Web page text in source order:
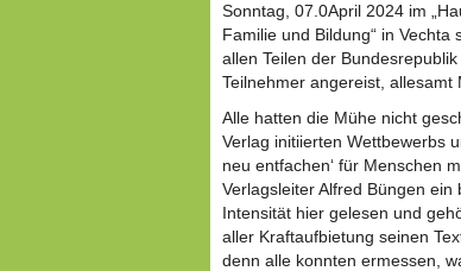
Sonntag, 07.0April 2024 im
Familie und Bildung“ in Vechta
allen Teilen der Bundesrepublik
Teilnehmer angereist, allesamt
Alle hatten die Mühe nicht
Verlag initiierten Wettbewerbs
neu entfachen‘ für Menschen
Verlagsleiter Alfred Büngen
Intensität hier gelesen und
aller Kraftaufbietung seinen
denn alle konnten ermessen,